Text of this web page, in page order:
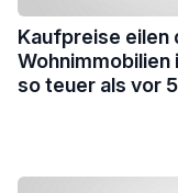
Kaufpreise eilen
so teuer als vor